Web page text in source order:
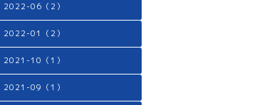
2022-06（2）
2022-01（2）
2021-10（1）
2021-09（1）